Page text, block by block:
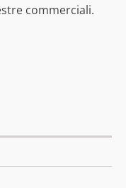
commerciali.